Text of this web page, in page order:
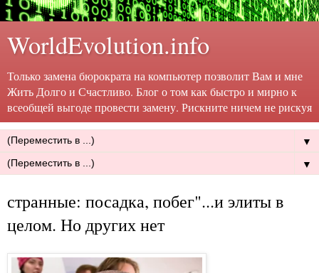
WorldEvolution.info
Только замена бюрократа на компьютер позволит Вам и мне
Жить Долго и Счастливо. Блог о том как быстро и мирно к
всеобщей выгоде провести замену. Рискните ничем не рискуя
▼
▼
странные: посадка, побег"...и элиты в
целом. Но других нет